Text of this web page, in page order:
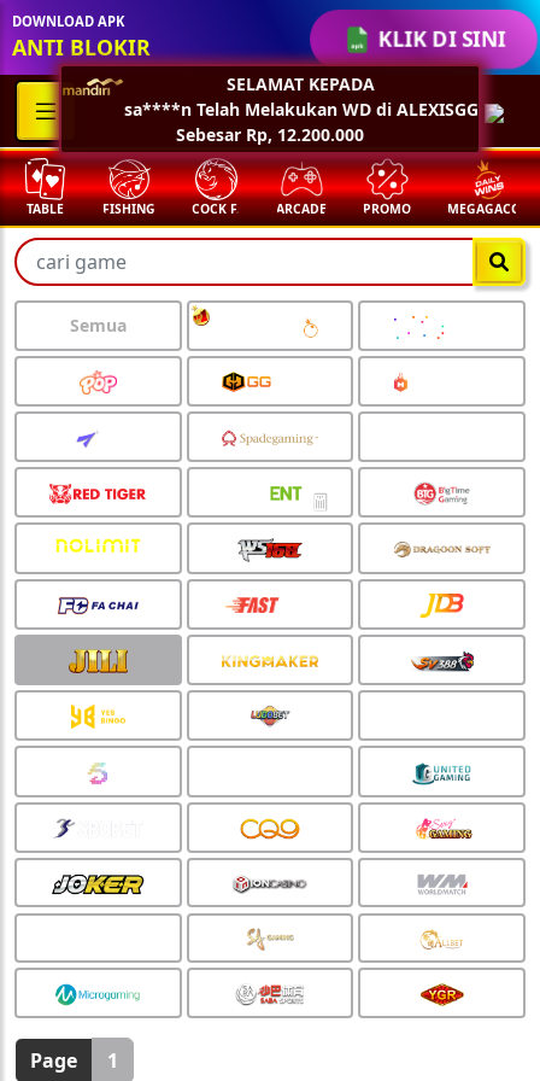
🧧
KLIK DI SINI
DOWNLOAD APK
ANTI BLOKIR
TABLE FISHING COCK F. ARCADE PROMO MEGAGACOR
Semua
Page 1